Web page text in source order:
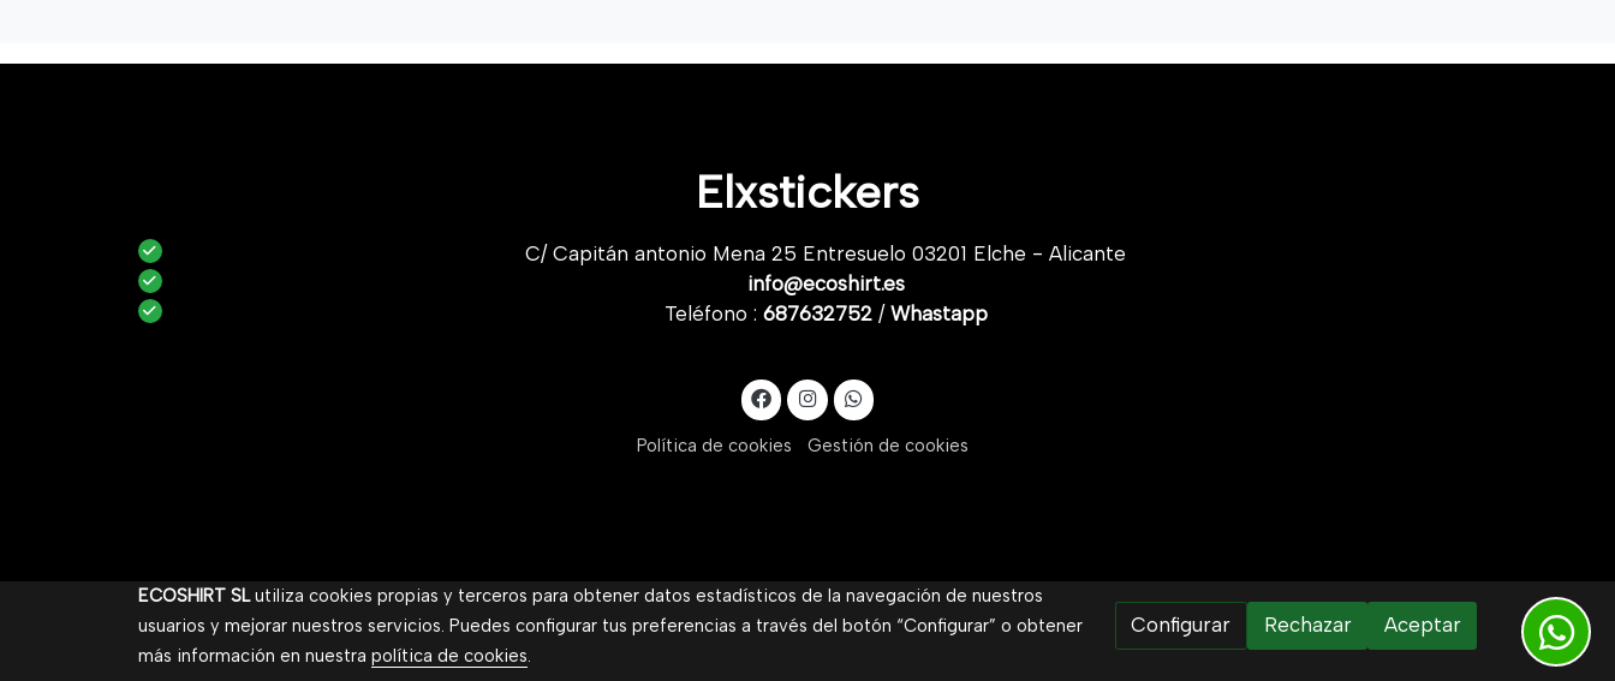
Elxstickers
C/ Capitán antonio Mena 25 Entresuelo 03201 Elche - Alicante
info@ecoshirt.es
Teléfono : 687632752/ Whastapp
Política de cookies Gestión de cookies
ECOSHIRT SLutiliza cookies propias y terceros para obtener datos estadísticos de la navegación de nuestros
usuarios y mejorar nuestros servicios. Puedes configurar tus preferencias a través del botón “Configurar” o obtener
más información en nuestra política de cookies.
Configurar Rechazar Aceptar